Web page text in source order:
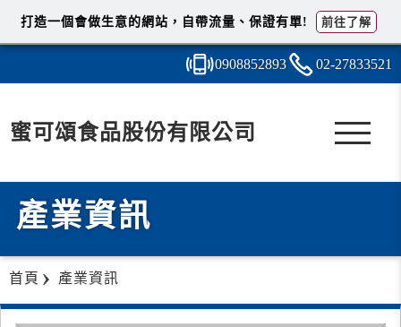
0908852893 02-27833521
蜜可頌食品股份有限公司
產業資訊
首頁 產業資訊
打造一個會做生意的網站，自帶流量、保證有單! 前往了解